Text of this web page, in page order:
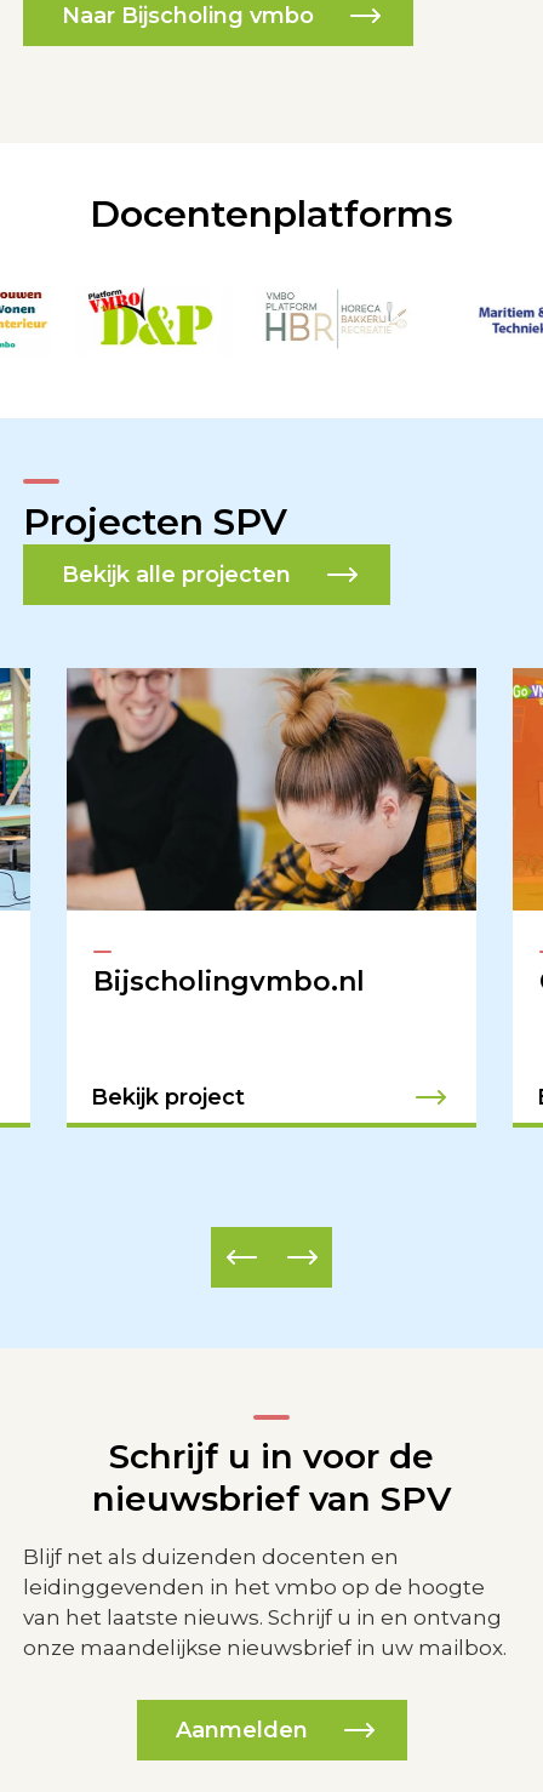
Naar Bijscholing vmbo
Docentenplatforms
Projecten SPV
Bekijk alle projecten
Bijscholingvmbo.nl
Bekijk project
Schrijf u in voor de
nieuwsbrief van SPV
Blijf net als duizenden docenten en
leidinggevenden in het vmbo op de hoogte
van het laatste nieuws. Schrijf u in en ontvang
onze maandelijkse nieuwsbrief in uw mailbox.
Aanmelden